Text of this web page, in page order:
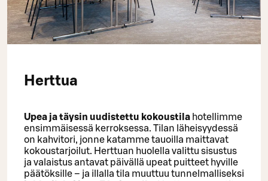
Herttua
Upea ja täysin uudistettu kokoustila hotellimme
ensimmäisessä kerroksessa. Tilan läheisyydessä
on kahvitori, jonne katamme tauoilla maittavat
kokoustarjoilut. Herttuan huolella valittu sisustus
ja valaistus antavat päivällä upeat puitteet hyville
päätöksille – ja illalla tila muuttuu tunnelmalliseksi